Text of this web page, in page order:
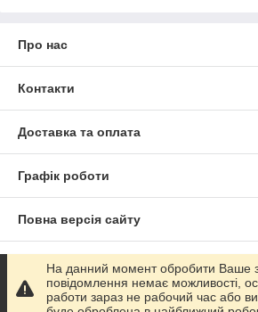
Про нас
Контакти
Доставка та оплата
Графік роботи
Повна версія сайту
Сайт створено на маркетплейсі
Політика конфіденційності
На данний момент обробити Ваше
повідомлення немає можливості,
работи зараз не рабочий час або